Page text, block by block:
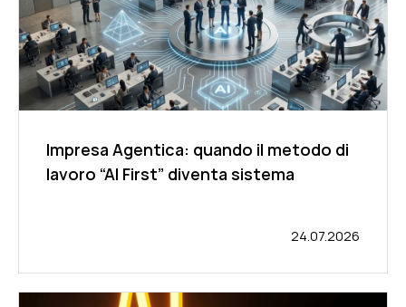
Impresa Agentica: quando il metodo di
lavoro “AI First” diventa sistema
24.07.2026